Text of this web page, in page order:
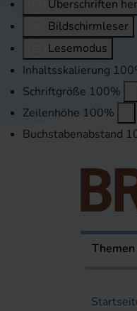
Überschriften
Bildschirmleser
Lesemodus
Inhaltsskalierung 100
Schriftgröße 100%
Zeilenhöhe 100%
Buchstabenabstand
Themen